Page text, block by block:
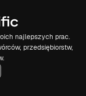
najlepszych prac.
przedsiębiorstw,